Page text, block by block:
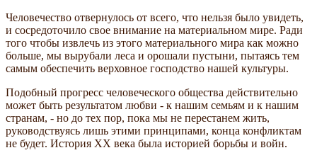
Человечество отвернулось от всего, что нельзя было увидеть,
и сосредоточило свое внимание на материальном мире. Ради
того чтобы извлечь из этого материального мира как можно
больше, мы вырубали леса и орошали пустыни, пытаясь тем
самым обеспечить верховное господство нашей культуры.
Подобный прогресс человеческого общества действительно
может быть результатом любви - к нашим семьям и к нашим
странам, - но до тех пор, пока мы не перестанем жить,
руководствуясь лишь этими принципами, конца конфликтам
не будет. История XX века была историей борьбы и войн.